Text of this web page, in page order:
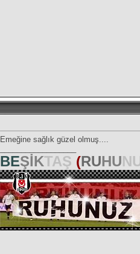
Emeğine sağlık güzel olmuş....
BEŞİKTAŞ (RUHU